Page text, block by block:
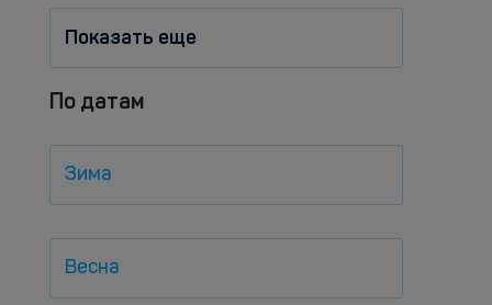
Показать еще
По датам
Зима
Весна